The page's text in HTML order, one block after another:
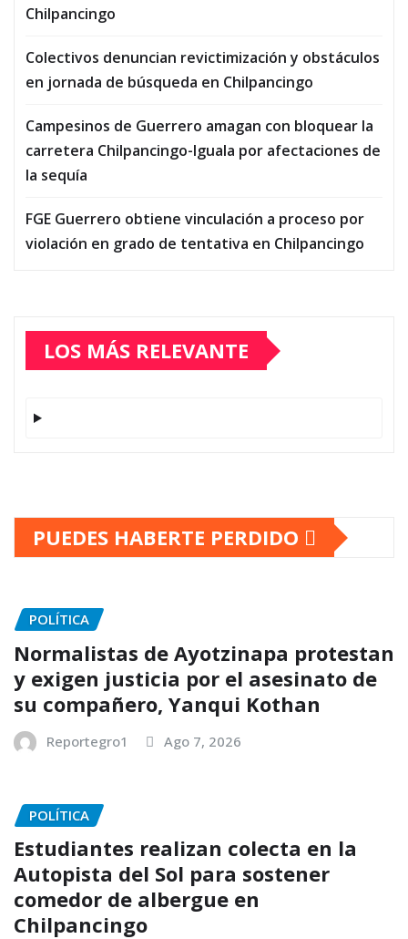
Chilpancingo
Colectivos denuncian revictimización y obstáculos
en jornada de búsqueda en Chilpancingo
Campesinos de Guerrero amagan con bloquear la
carretera Chilpancingo-Iguala por afectaciones de
la sequía
FGE Guerrero obtiene vinculación a proceso por
violación en grado de tentativa en Chilpancingo
LOS MÁS RELEVANTE
PUEDES HABERTE PERDIDO
POLÍTICA
Normalistas de Ayotzinapa protestan
y exigen justicia por el asesinato de
su compañero, Yanqui Kothan
Reportegro1 Ago 7, 2026
POLÍTICA
Estudiantes realizan colecta en la
Autopista del Sol para sostener
comedor de albergue en
Chilpancingo